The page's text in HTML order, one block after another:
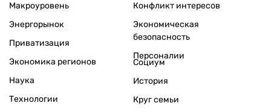
Макроуровень
Энергорынок
Приватизация
Экономика регионов
Конфликт интересов
Экономическая
безопасность
Персоналии
Наука
Технологии
Социум
История
Круг семьи